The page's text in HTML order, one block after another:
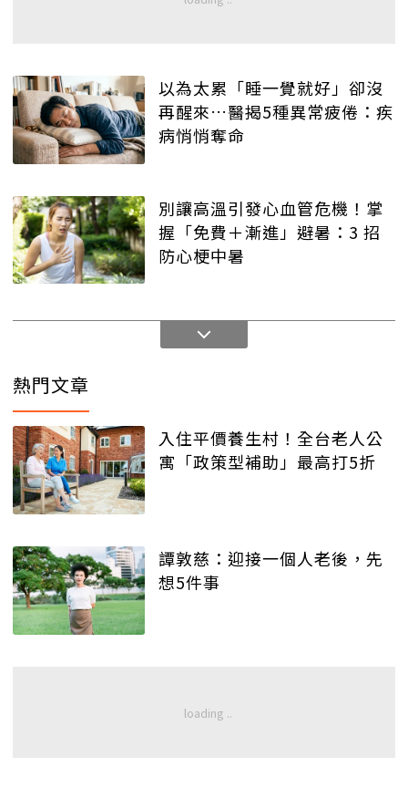
以為太累「睡一覺就好」卻沒
再醒來…醫揭5種異常疲倦：疾
病悄悄奪命
別讓高溫引發心血管危機！掌
握「免費＋漸進」避暑：3 招
防心梗中暑
熱門文章
入住平價養生村！全台老人公
寓「政策型補助」最高打5折
譚敦慈：迎接一個人老後，先
想5件事